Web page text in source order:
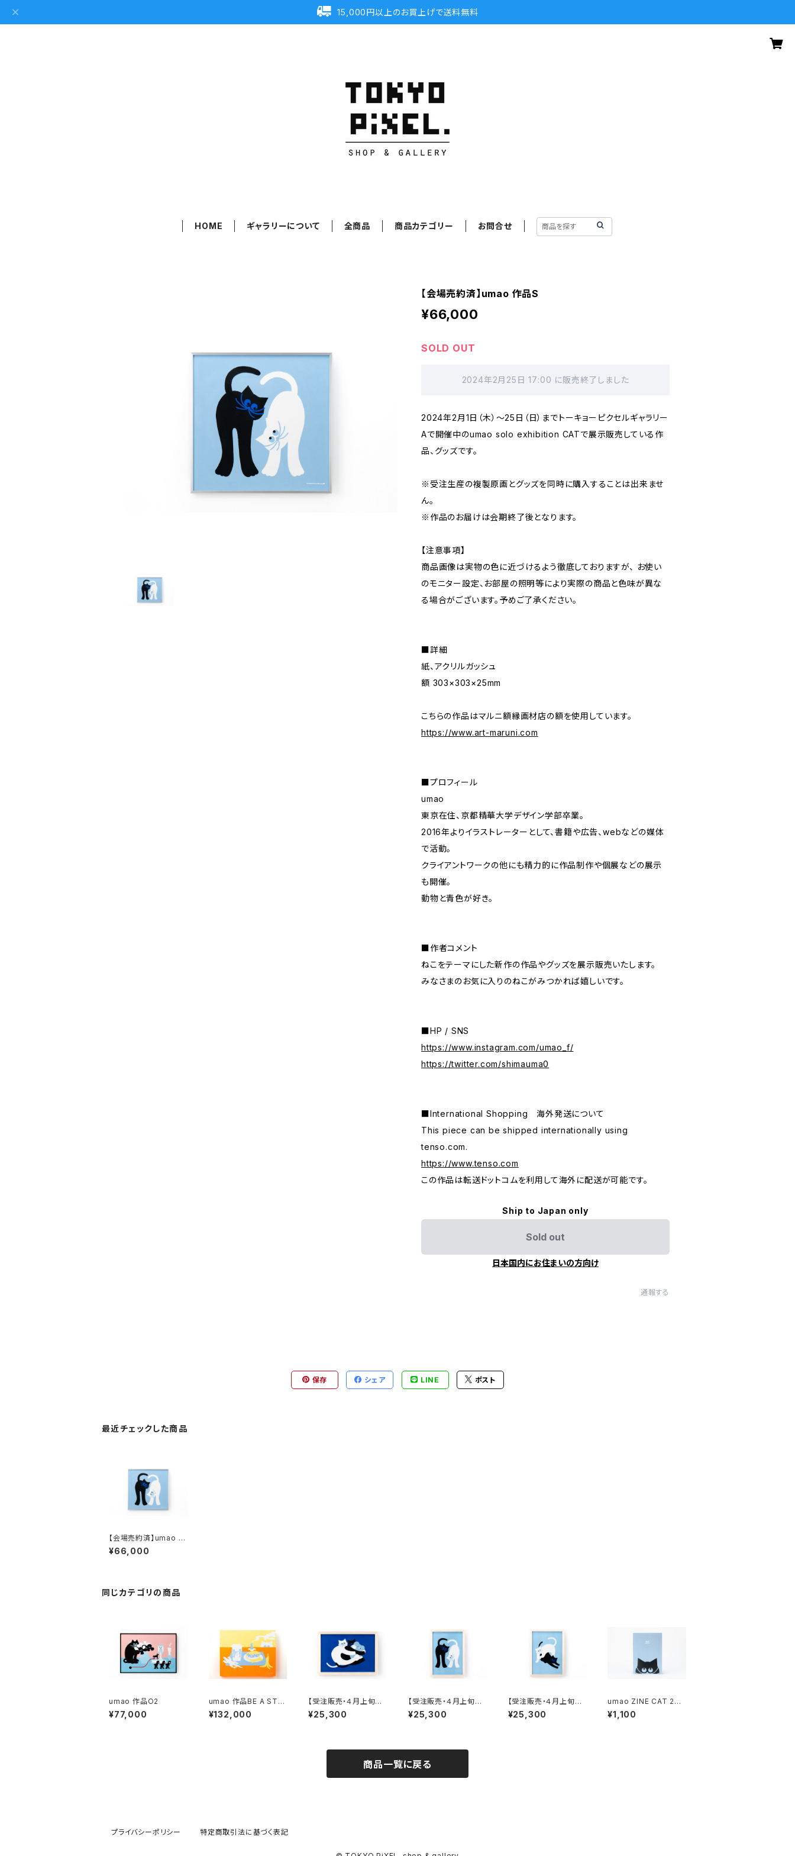
15,000円以上のお買上げで送料無料
HOME ギャラリーについて 全商品 商品カテゴリー お問合せ
【会場売約済】umao 作品S
¥66,000
SOLD OUT
2024年2月25日 17:00 に販売終了しました
2024年2月1日（木）〜25日（日）までトーキョーピクセルギャラリー
Aで開催中のumao solo exhibition CATで展示販売している作
品、グッズです。
※受注生産の複製原画とグッズを同時に購入することは出来ませ
ん。
※作品のお届けは会期終了後となります。
【注意事項】
商品画像は実物の色に近づけるよう徹底しておりますが、 お使い
のモニター設定、お部屋の照明等により実際の商品と色味が異な
る場合がございます。予めご了承ください。
■詳細
紙、アクリルガッシュ
額 303×303×25mm
こちらの作品はマルニ額縁画材店の額を使用しています。
https://www.art-maruni.com
■プロフィール
umao
東京在住、京都精華大学デザイン学部卒業。
2016年よりイラストレーターとして、書籍や広告、webなどの媒体
で活動。
クライアントワークの他にも精力的に作品制作や個展などの展示
も開催。
動物と青色が好き。
■作者コメント
ねこをテーマにした新作の作品やグッズを展示販売いたします。
みなさまのお気に入りのねこがみつかれば嬉しいです。
■HP / SNS
https://www.instagram.com/umao_f/
https://twitter.com/shimauma0
■International Shopping 海外発送について
This piece can be shipped internationally using
tenso.com.
https://www.tenso.com
この作品は転送ドットコムを利用して海外に配送が可能です。
Ship to Japan only
Sold out
日本国内にお住まいの方向け
通報する
保存 シェア LINE ポスト
最近チェックした商品
【会場売約済】umao 作
品S
¥66,000
同じカテゴリの商品
umao 作品O2
¥77,000
umao 作品BE A STA
R-T
¥132,000
【受注販売・４月上旬お
届け】umao 複製原画
CAT1 （額装有り、直筆
¥25,300
【受注販売・４月上旬お
届け】umao 複製原画
CAT2 （額装有り、直筆
¥25,300
【受注販売・４月上旬お
届け】umao 複製原画
CAT3 （額装有り、直筆
¥25,300
umao ZINE CAT 202
4
¥1,100
商品一覧に戻る
プライバシーポリシー 特定商取引法に基づく表記